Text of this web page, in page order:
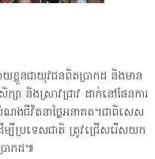
យខ្លួនជាយុវជនពិតប្រាកដ និងមាន
សា និងស្រាវជ្រាវ ដាក់នៅផែនការ
ជីវិតនាថ្ងៃអនាគត។ជាពិសេស
ម្បីប្រទេសជាតិ ត្រូវជ្រើសរើសយក
ាកដ៕